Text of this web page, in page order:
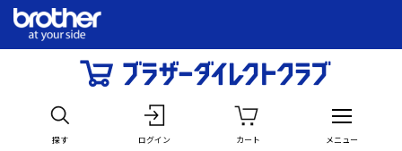
探す ログイン カート メニュー